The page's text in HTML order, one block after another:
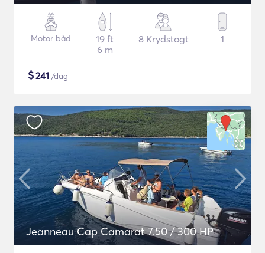
Motor båd
19 ft
6 m
8 Krydstogt 1
$241 /dag
Jeanneau Cap Camarat 7.50 / 300 HP